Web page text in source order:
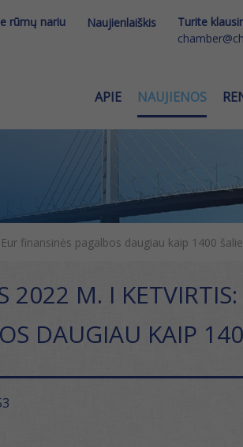
rūmų nariu Naujienlaiškis Turite
APIE NAUJIENOS
finansinės pagalbos daugiau kaip 1400
2022 M. I
DAUGIAU KAIP